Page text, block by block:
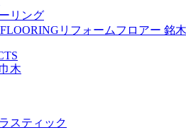
リング
リフォームフロアー 銘
木
スティック